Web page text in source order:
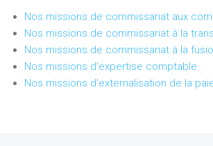
Nos missions de commissariat aux
Nos missions de commissariat à la
Nos missions de commissariat à la
Nos missions d'expertise comptable
Nos missions d'externalisation de la